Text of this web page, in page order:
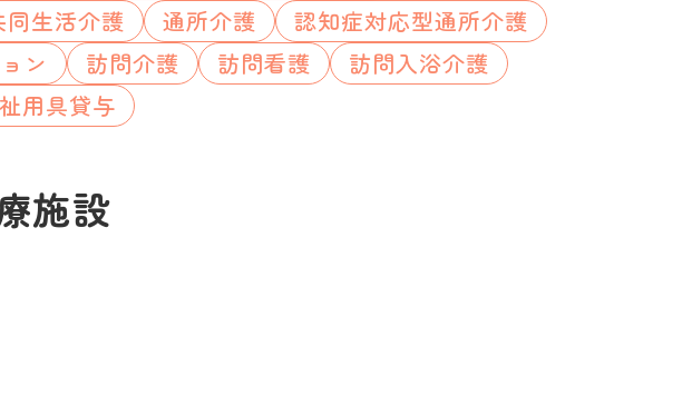
生活介護 通所介護
認知症対応型通所介護
ン 訪問介護 訪問看護
訪問入浴介護
用具貸与
施設